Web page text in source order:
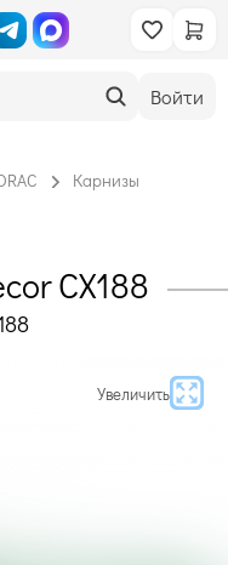
Войти
Карнизы
CX188
Увеличить